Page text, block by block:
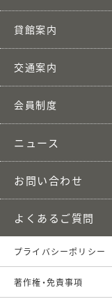
貸館案内
交通案内
会員制度
ニュース
お問い合わせ
よくあるご質問
プライバシーポリシー
著作権・免責事項